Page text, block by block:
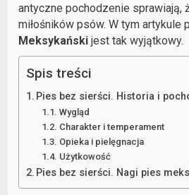
antyczne pochodzenie
miłośników psów. W tym
Meksykańskijest tak wyjątkowy.
Spis treści
Pies bez sierści. Historia i
Wygląd
Charakter i temperament
Opieka i pielęgnacja
Użytkowość
Pies bez sierści. Nagi pies